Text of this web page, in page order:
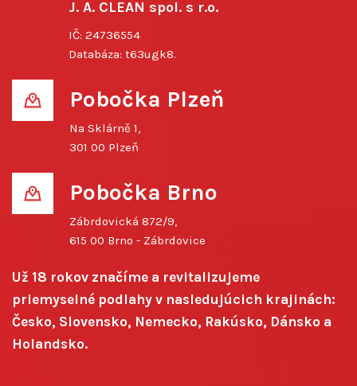
J. A. CLEAN spol. s r.o.
IČ: 24736554
Databáza: t63ugk8.
Pobočka Plzeň
Na Sklárně 1,
301 00 Plzeň
Pobočka Brno
Zábrdovická 872/9,
615 00 Brno - Zábrdovice
Už 18 rokov značíme a revitalizujeme
priemyselné podlahy v nasledujúcich krajinách:
Česko, Slovensko, Nemecko, Rakúsko, Dánsko a
Holandsko.